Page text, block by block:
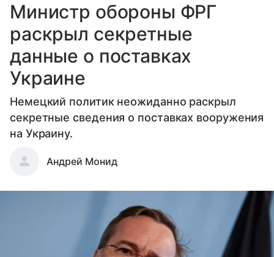
Министр обороны ФРГ
раскрыл секретные
данные о поставках
Украине
Немецкий политик неожиданно раскрыл
секретные сведения о поставках вооружения
на Украину.
Андрей Монид